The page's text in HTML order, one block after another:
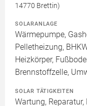
14770 Brettin)
SOLARANLAGE
Wärmepumpe,
Pelletheizung,
Heizkörper,
Brennstoffzelle,
SOLAR TÄTIGKEITEN
Wartung,